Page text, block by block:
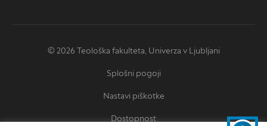
© 2026 Teološka fakulteta, Univerza v Ljubljani
Splošni pogoji
Nastavi piškotke
Dostopnost